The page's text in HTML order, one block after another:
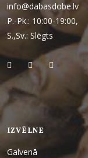
info@dabasdobe.lv
P.-Pk.: 10:00-19:00,
S.,Sv.: Slēgts
IZVĒLNE
Galvenā